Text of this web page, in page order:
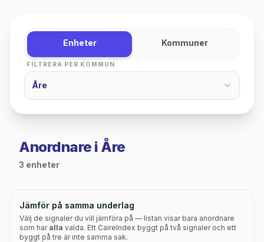
Enheter Kommuner
FILTRERA PER KOMMUN
Åre
Anordnare i Åre
3 enheter
Jämför på samma underlag
Välj de signaler du vill jämföra på — listan visar bara anordnare
som har alla valda. Ett CaireIndex byggt på två signaler och ett
byggt på tre är inte samma sak.